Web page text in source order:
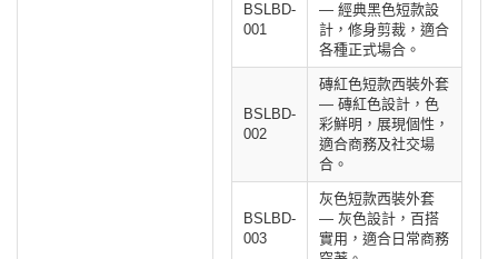
BSLBD-
001
— 經典黑色短款設
計，修身剪裁，適合
各種正式場合。
BSLBD-
002
磚紅色短款西裝外套
— 磚紅色設計，色
彩鮮明，展現個性，
適合商務及社交場
合。
BSLBD-
003
灰色短款西裝外套
— 灰色設計，百搭
實用，適合日常商務